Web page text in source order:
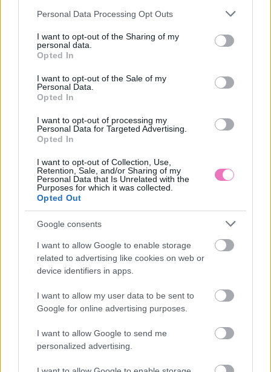
Please note that this website/app uses one or more Google
not limited to your visit or usage behaviour. You may click to
grant or deny consent to Google and its third-party tags to
use your data for below specified purposes in below Google
consent section.
Personal Data Processing Opt Outs
I want to opt-out of the Sharing of my
personal data.
Opted In
I want to opt-out of the Sale of my
Personal Data.
Opted In
I want to opt-out of processing my
Personal Data for Targeted Advertising.
Opted In
I want to opt-out of Collection, Use,
Retention, Sale, and/or Sharing of my
Personal Data that Is Unrelated with the
Purposes for which it was collected.
Opted Out
Google consents
I want to allow Google to enable storage
related to advertising like cookies on web or
device identifiers in apps.
I want to allow my user data to be sent to
Google for online advertising purposes.
I want to allow Google to send me
personalized advertising.
ÉRZELMI FELDOLGOZÁS MAGÁNY
PÁRKAPCSOLAT
HOZZÁSZÓLÁSOK
Szólj hozzá a Facebook-on!
LEGUTÓBBI BEJEGYZÉSEK
Összehaverkodtam a szomszédommal – és ez volt életem
legnagyobb hibája
Felszalad a rövidnadrág a combodon? Ha legközelebb így
választasz, tuti nem fog többet